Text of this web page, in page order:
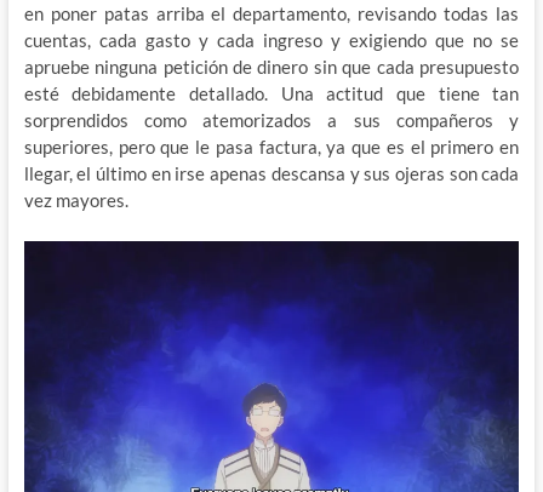
en poner patas arriba el departamento, revisando todas las
cuentas, cada gasto y cada ingreso y exigiendo que no se
apruebe ninguna petición de dinero sin que cada presupuesto
esté debidamente detallado. Una actitud que tiene tan
sorprendidos como atemorizados a sus compañeros y
superiores, pero que le pasa factura, ya que es el primero en
llegar, el último en irse apenas descansa y sus ojeras son cada
vez mayores.